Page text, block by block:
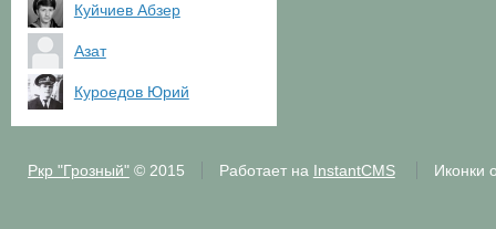
Куйчиев Абзер
Азат
Куроедов Юрий
Ркр "Грозный"© 2015 Работает на InstantCMS Иконки